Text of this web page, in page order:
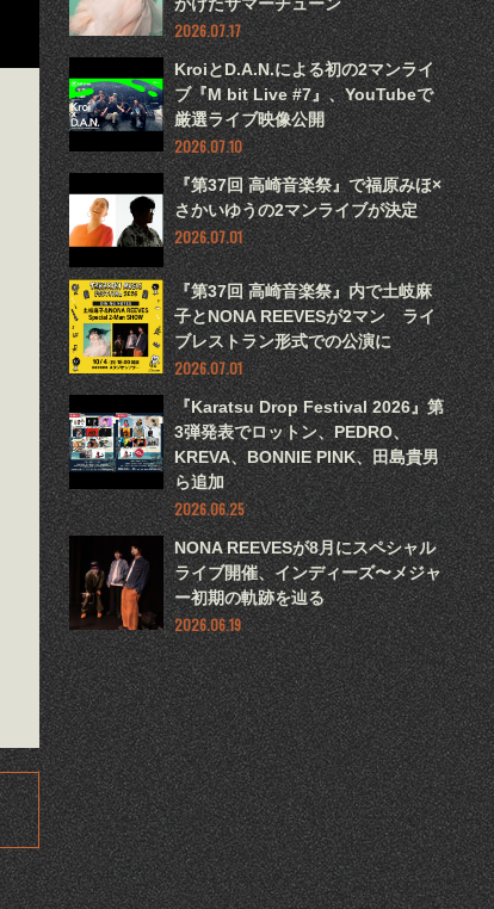
がけたサマーチューン
2026.07.17
KroiとD.A.N.による初の2マンライ
ブ『M bit Live #7』、YouTubeで
厳選ライブ映像公開
2026.07.10
『第37回 高崎音楽祭』で福原みほ×
さかいゆうの2マンライブが決定
2026.07.01
『第37回 高崎音楽祭』内で土岐麻
子とNONA REEVESが2マン ライ
ブレストラン形式での公演に
2026.07.01
『Karatsu Drop Festival 2026』第
3弾発表でロットン、PEDRO、
KREVA、BONNIE PINK、田島貴男
ら追加
2026.06.25
NONA REEVESが8月にスペシャル
ライブ開催、インディーズ〜メジャ
ー初期の軌跡を辿る
2026.06.19